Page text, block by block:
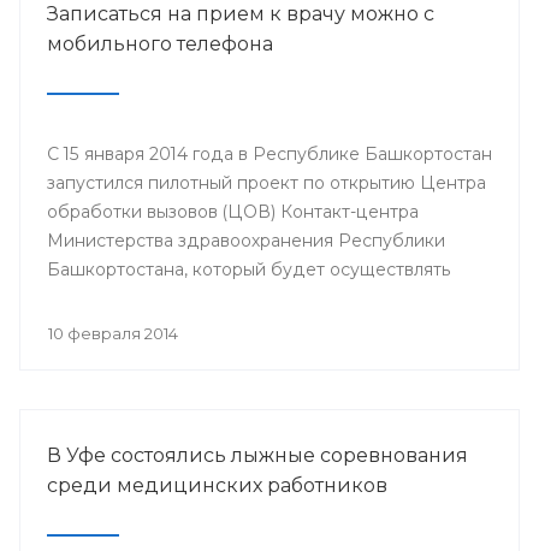
Записаться на прием к врачу можно с
мобильного телефона
С 15 января 2014 года в Республике Башкортостан
запустился пилотный проект по открытию Центра
обработки вызовов (ЦОВ) Контакт-центра
Министерства здравоохранения Республики
Башкортостана, который будет осуществлять
телефона. ЦОВ располагается и функционирует
10 февраля 2014
В Уфе состоялись лыжные соревнования
среди медицинских работников